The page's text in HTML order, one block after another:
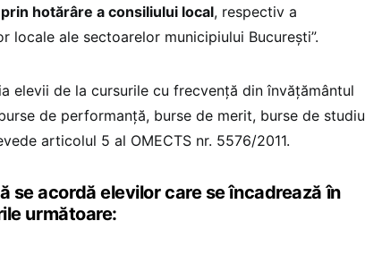
prin hotărâre a consiliului local, respectiv a
locale ale sectoarelor municipiului Bucureşti”.
elevii de la cursurile cu frecvență din învățământul
de performanță, burse de merit, burse de studiu
articolul 5 al OMECTS nr. 5576/2011.
se acordă elevilor care se încadrează în
următoare: